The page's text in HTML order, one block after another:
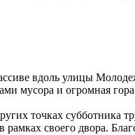
вдоль улицы
мусора и огромная
точках
рамках своего двора.